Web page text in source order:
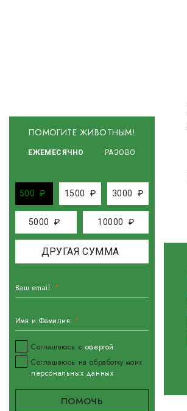
ПОМОГИТЕ ЖИВОТНЫМ!
ЕЖЕМЕСЯЧНО РАЗОВО
500 ₽ 1500 ₽ 3000 ₽
5000 ₽ 10000 ₽
Ваш email
Имя и Фамилия
Соглашаюсь с офертой
Соглашаюсь на обработку моих
персональных данных